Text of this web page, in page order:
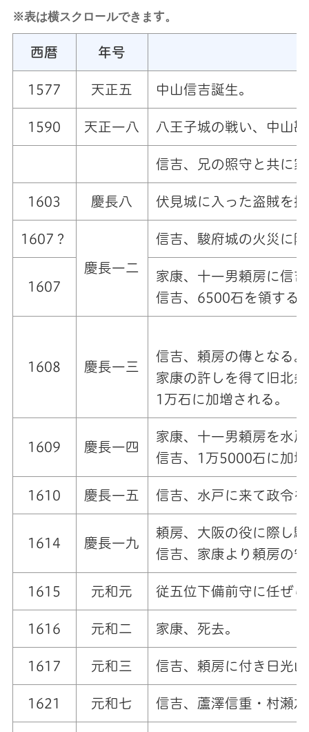
※表は横スクロールできます。
西暦 年号
1577 天正五 中山信吉誕生。
1590 天正一八 八王子城の戦い、中山
信吉、兄の照守と共に
1603 慶長八 伏見城に入った盗賊を
1607？
慶長一二
信吉、駿府城の火災に
1607
家康、十一男頼房に信
信吉、6500石を領する
1608 慶長一三
信吉、頼房の傳となる。
家康の許しを得て旧北
1万石に加増される。
1609 慶長一四
家康、十一男頼房を水
信吉、1万5000石に加
1610 慶長一五 信吉、水戸に来て政令
1614 慶長一九
頼房、大阪の役に際し
信吉、家康より頼房の
1615 元和元 従五位下備前守に任ぜ
1616 元和二 家康、死去。
1617 元和三 信吉、頼房に付き日光
1621 元和七 信吉、蘆澤信重・村瀬